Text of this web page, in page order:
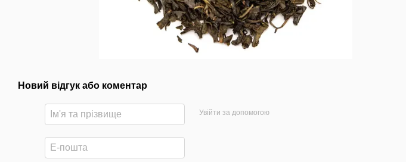
Новий відгук або коментар
Увійти за допомогою